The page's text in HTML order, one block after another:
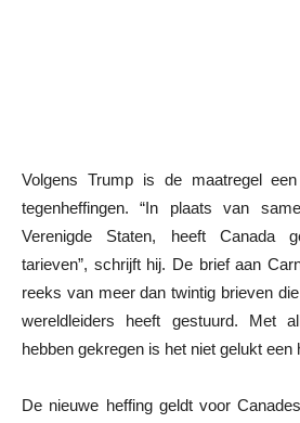
Volgens Trump is de maatregel
tegenheffingen. “In plaats van
Verenigde Staten, heeft Canada
tarieven”, schrijft hij. De brief aan
reeks van meer dan twintig brieven
wereldleiders heeft gestuurd. Met
hebben gekregen is het niet gelukt een
De nieuwe heffing geldt voor